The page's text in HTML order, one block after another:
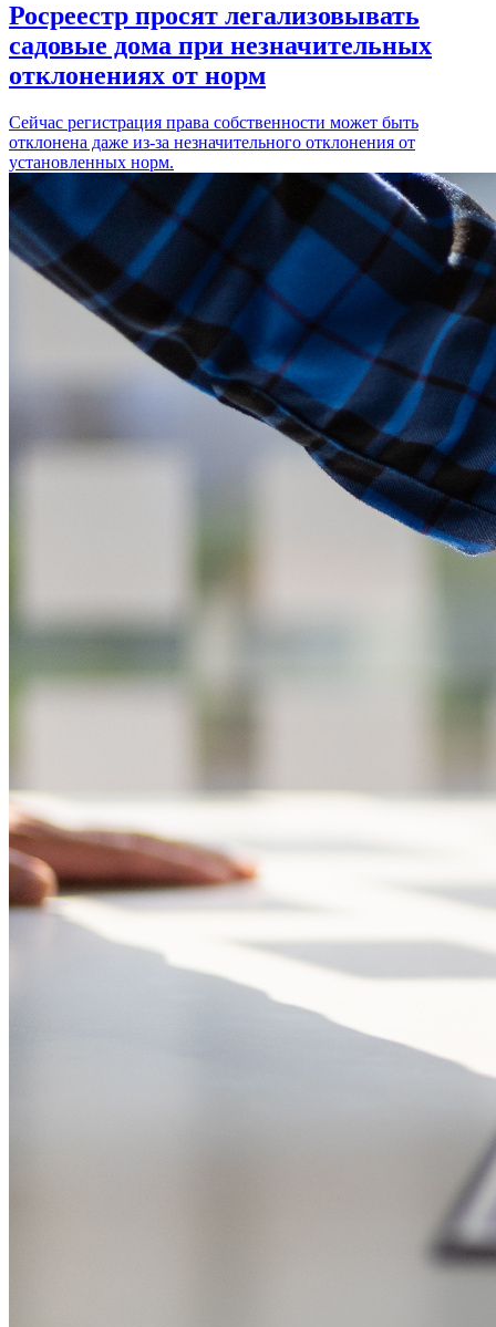
Росреестр просят легализовывать
садовые дома при незначительных
отклонениях от норм
Сейчас регистрация права собственности может быть
отклонена даже из-за незначительного отклонения от
установленных норм.